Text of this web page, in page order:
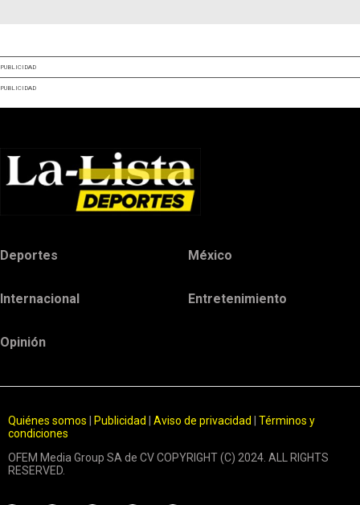
PUBLICIDAD
PUBLICIDAD
Deportes México
Internacional Entretenimiento
Opinión
Quiénes somos Publicidad Aviso de privacidad
Términos y
condiciones
OFEM Media Group SA de CV COPYRIGHT (C) 2024. ALL RIGHTS
RESERVED.